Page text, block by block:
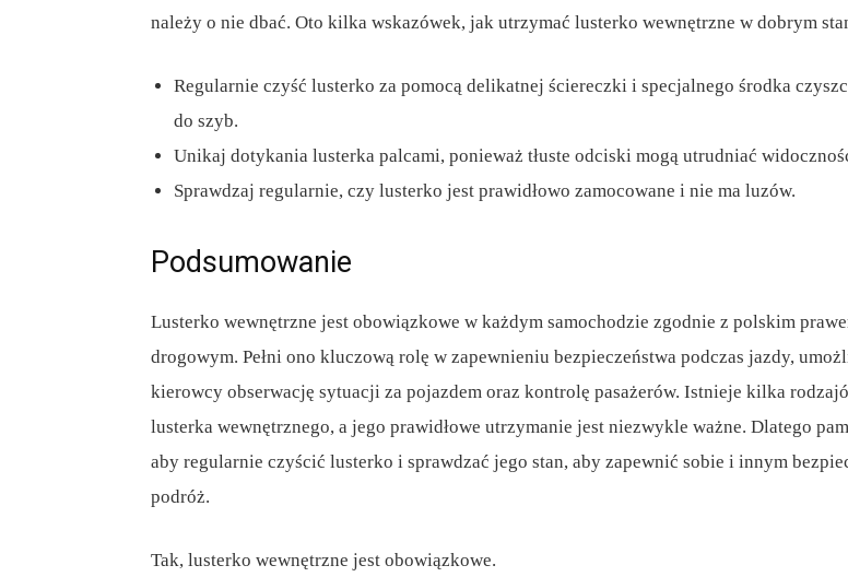
należy o nie dbać. Oto kilka wskazówek, jak utrzymać lusterko wewnętrzne w dobrym
Regularnie czyść lusterko za pomocą delikatnej ściereczki i specjalnego środka
do szyb.
Unikaj dotykania lusterka palcami, ponieważ tłuste odciski mogą utrudniać
Sprawdzaj regularnie, czy lusterko jest prawidłowo zamocowane i nie ma luzów.
Podsumowanie
Lusterko wewnętrzne jest obowiązkowe w każdym samochodzie zgodnie z polskim
drogowym. Pełni ono kluczową rolę w zapewnieniu bezpieczeństwa podczas jazdy,
kierowcy obserwację sytuacji za pojazdem oraz kontrolę pasażerów. Istnieje kilka
lusterka wewnętrznego, a jego prawidłowe utrzymanie jest niezwykle ważne. Dlatego
aby regularnie czyścić lusterko i sprawdzać jego stan, aby zapewnić sobie i innym
podróż.
Tak, lusterko wewnętrzne jest obowiązkowe.